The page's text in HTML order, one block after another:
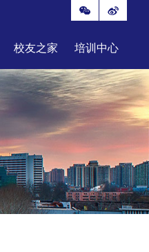
校友之家 培训中心